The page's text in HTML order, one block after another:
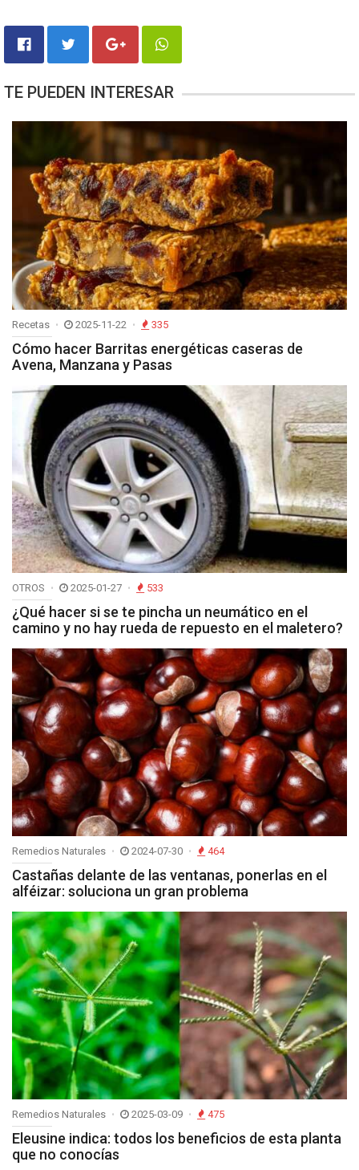
TE PUEDEN INTERESAR
Recetas 2025-11-22 335
Cómo hacer Barritas energéticas caseras de
Avena, Manzana y Pasas
OTROS 2025-01-27 533
¿Qué hacer si se te pincha un neumático en el
camino y no hay rueda de repuesto en el maletero?
Remedios Naturales 2024-07-30 464
Castañas delante de las ventanas, ponerlas en el
alféizar: soluciona un gran problema
Remedios Naturales 2025-03-09 475
Eleusine indica: todos los beneficios de esta planta
que no conocías